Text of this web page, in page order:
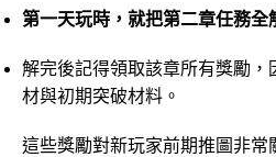
第一天玩時，就把第二章任務全
解完後記得領取該章所有獎勵，
材與初期突破材料。
這些獎勵對新玩家前期推圖非常